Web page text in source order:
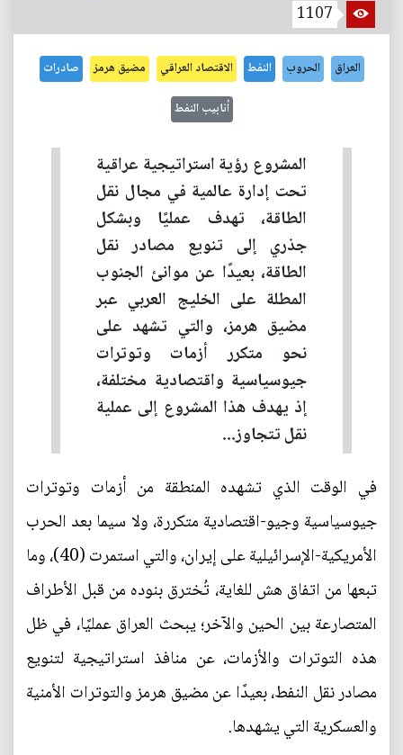
1107
العراق الحروب النفط الاقتصاد العراقي مضيق هرمز صادرات
أنابيب النفط
المشروع رؤية استراتيجية عراقية
تحت إدارة عالمية في مجال نقل
الطاقة، تهدف عمليًا وبشكل
جذري إلى تنويع مصادر نقل
الطاقة، بعيدًا عن موانئ الجنوب
المطلة على الخليج العربي عبر
مضيق هرمز، والتي تشهد على
نحو متكرر أزمات وتوترات
جيوسياسية واقتصادية مختلفة،
إذ يهدف هذا المشروع إلى عملية
نقل تتجاوز...
في الوقت الذي تشهده المنطقة من أزمات وتوترات
جيوسياسية وجيو-اقتصادية متكررة، ولا سيما بعد الحرب
الأمريكية-الإسرائيلية على إيران، والتي استمرت (40)، وما
تبعها من اتفاق هش للغاية، تُخترق بنوده من قبل الأطراف
المتصارعة بين الحين والآخر؛ يبحث العراق عمليًا، في ظل
هذه التوترات والأزمات، عن منافذ استراتيجية لتنويع
مصادر نقل النفط، بعيدًا عن مضيق هرمز والتوترات الأمنية
والعسكرية التي يشهدها.